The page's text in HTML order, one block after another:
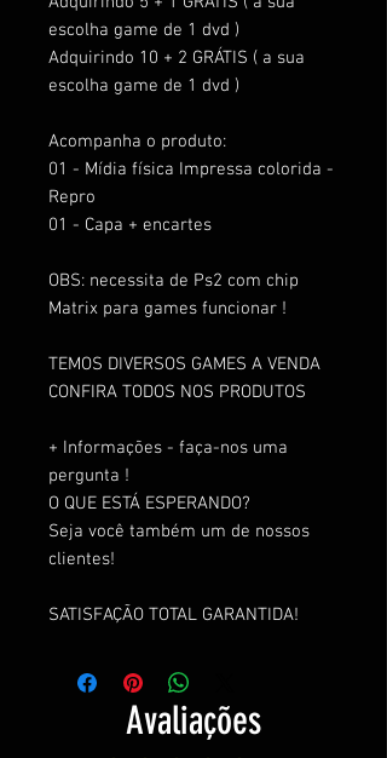
escolha game de 1 dvd )
Adquirindo 10 + 2 GRÁTIS ( a sua
escolha game de 1 dvd )
Acompanha o produto:
01 - Mídia física Impressa colorida -
Repro
01 - Capa + encartes
OBS: necessita de Ps2 com chip
Matrix para games funcionar !
TEMOS DIVERSOS GAMES A VENDA
CONFIRA TODOS NOS PRODUTOS
+ Informações - faça-nos uma
pergunta !
O QUE ESTÁ ESPERANDO?
Seja você também um de nossos
clientes!
SATISFAÇÃO TOTAL GARANTIDA!
Avaliações